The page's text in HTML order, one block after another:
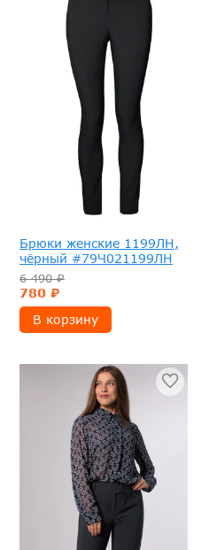
Брюки женские 1199ЛН,
чёрный #79Ч021199ЛН
6 490 ₽
780 ₽
В корзину